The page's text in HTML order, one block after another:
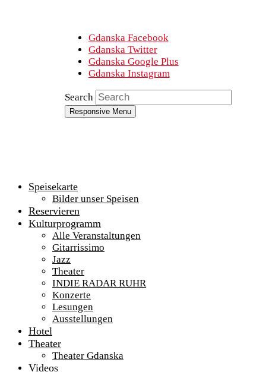
Gdanska Facebook
Gdanska Twitter
Gdanska Google Plus
Gdanska Instagram
Search
Responsive Menu
Speisekarte
Bilder unser Speisen
Reservieren
Kulturprogramm
Alle Veranstaltungen
Gitarrissimo
Jazz
Theater
INDIE RADAR RUHR
Konzerte
Lesungen
Ausstellungen
Hotel
Theater
Theater Gdanska
Videos